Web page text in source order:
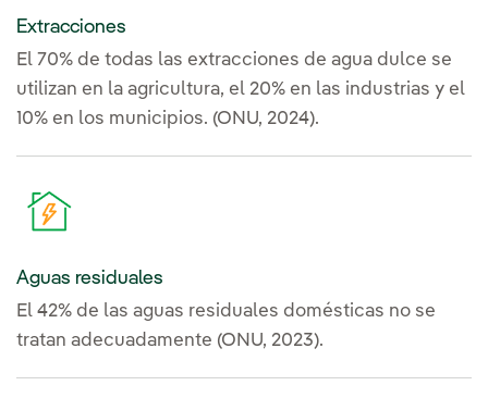
Extracciones
El 70% de todas las extracciones de agua dulce se
utilizan en la agricultura, el 20% en las industrias y el
10% en los municipios. (ONU, 2024).
Aguas residuales
El 42% de las aguas residuales domésticas no se
tratan adecuadamente (ONU, 2023).